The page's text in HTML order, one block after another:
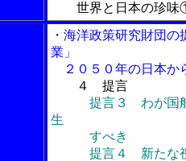
世界と日本の珍
・海洋政策研究財団
業」
２０５０年の日本か
４ 提言
提言３ わが国
生
すべき
提言４ 新たな視点